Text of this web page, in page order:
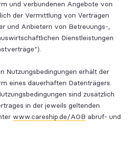
und verbundenen Angebote von
der Vermittlung von Verträgen
und Anbietern von Betreuungs-,
Dienstleistungen
Nutzungsbedingungen erhält der
eines dauerhaften Datenträgers.
sind zusätzlich
in der jeweils geltenden
www.careship.de/AGB abruf- und